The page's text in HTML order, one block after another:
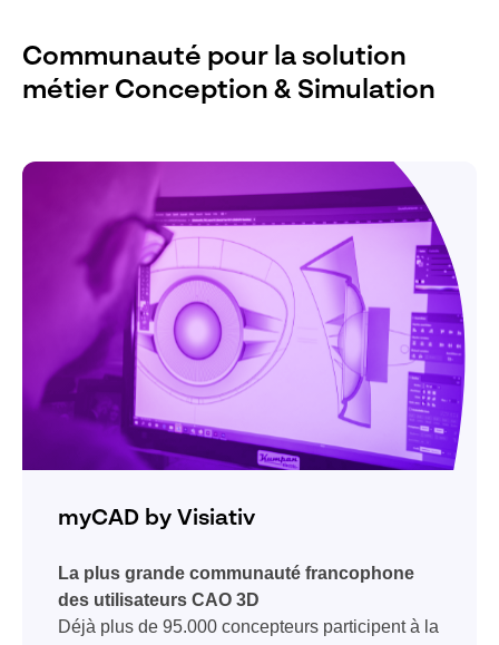
Communauté pour la solution
métier Conception & Simulation
myCAD by Visiativ
La plus grande communauté francophone
des utilisateurs CAO 3D
Déjà plus de 95.000 concepteurs participent à la